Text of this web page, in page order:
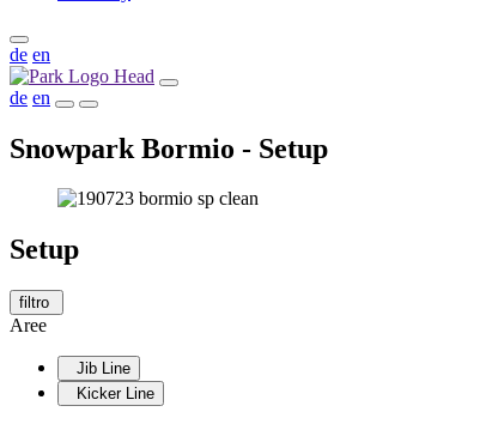
de en
de en
Snowpark Bormio - Setup
Setup
filtro
Aree
Jib Line
Kicker Line